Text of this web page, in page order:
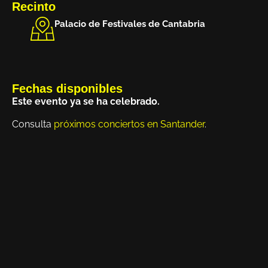
Recinto
Palacio de Festivales de Cantabria
Fechas disponibles
Este evento ya se ha celebrado.
Consulta próximos conciertos en Santander.